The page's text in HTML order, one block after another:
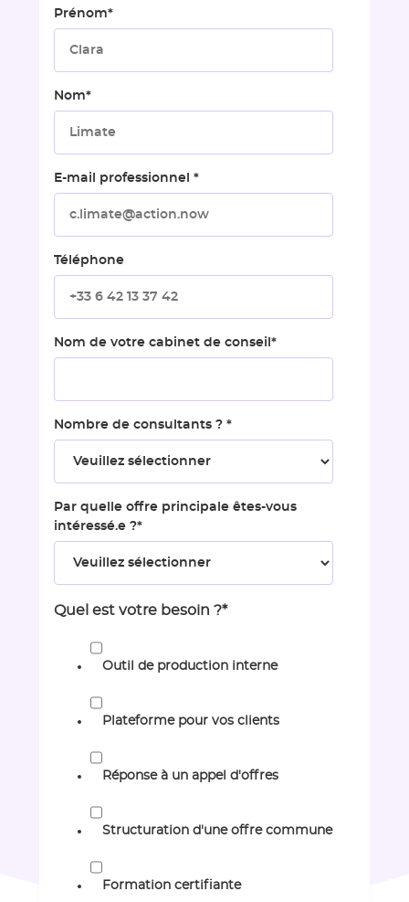
Prénom*
Nom*
E-mail professionnel *
Téléphone
Nom de votre cabinet de conseil *
Nombre de consultants ? *
Par quelle offre principale êtes-vous
intéressé.e ?*
Quel est votre besoin ?*
Outil de production interne
Plateforme pour vos clients
Réponse à un appel d'offres
Structuration d'une offre commune
Formation certifiante